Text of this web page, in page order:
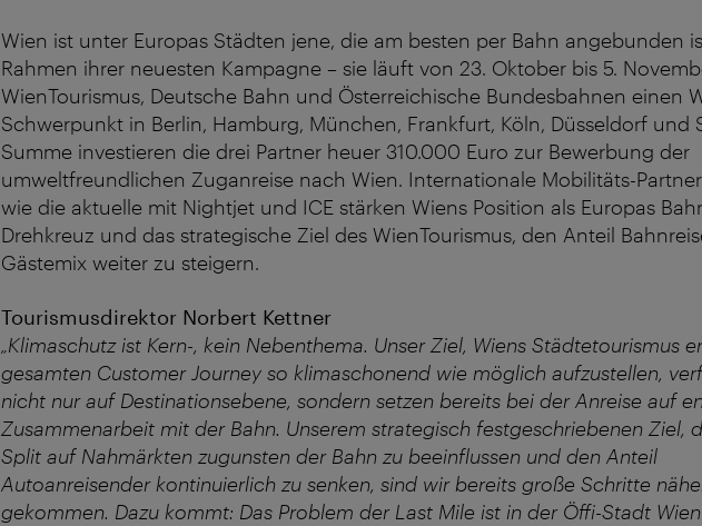
Wien ist unter Europas Städten jene, die am besten per Bahn angebunden
Rahmen ihrer neuesten Kampagne – sie läuft von 23. Oktober bis 5.
WienTourismus, Deutsche Bahn und Österreichische Bundesbahnen einen
Schwerpunkt in Berlin, Hamburg, München, Frankfurt, Köln, Düsseldorf und
Summe investieren die drei Partner heuer 310.000 Euro zur Bewerbung der
umweltfreundlichen Zuganreise nach Wien. Internationale Mobilitäts-
wie die aktuelle mit Nightjet und ICE stärken Wiens Position als Europas
Drehkreuz und das strategische Ziel des WienTourismus, den Anteil
Gästemix weiter zu steigern.
Tourismusdirektor Norbert Kettner
„Klimaschutz ist Kern-, kein Nebenthema. Unser Ziel, Wiens Städtetourismus
gesamten Customer Journey so klimaschonend wie möglich aufzustellen,
nicht nur auf Destinationsebene, sondern setzen bereits bei der Anreise auf
Zusammenarbeit mit der Bahn. Unserem strategisch festgeschriebenen Ziel,
Split auf Nahmärkten zugunsten der Bahn zu beeinflussen und den Anteil
Autoanreisender kontinuierlich zu senken, sind wir bereits große Schritte
gekommen. Dazu kommt: Das Problem der Last Mile ist in der Öffi-Stadt